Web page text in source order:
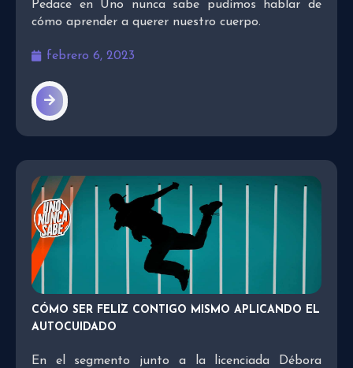
Pedace en Uno nunca sabe pudimos hablar de
cómo aprender a querer nuestro cuerpo.
febrero 6, 2023
CÓMO SER FELIZ CONTIGO MISMO APLICANDO EL
AUTOCUIDADO
En el segmento junto a la licenciada Débora